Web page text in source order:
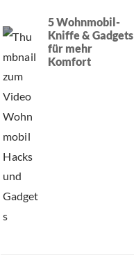
5 Wohnmobil-
Kniffe & Gadgets
für mehr
Komfort